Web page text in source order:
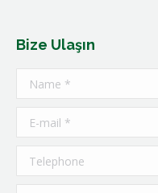
Bize Ulaşın
Name *
E-mail *
Telephone